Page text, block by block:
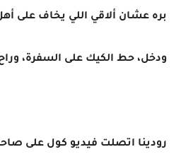
بره عشان ألاقي اللي يخاف على
ودخل، حط الكيك على السفرة،
رودينا اتصلت فيديو كول على